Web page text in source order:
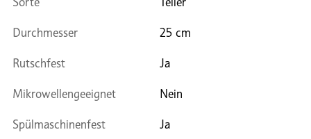
Durchmesser 25 cm
Rutschfest Ja
Mikrowellengeeignet Nein
Spülmaschinenfest Ja